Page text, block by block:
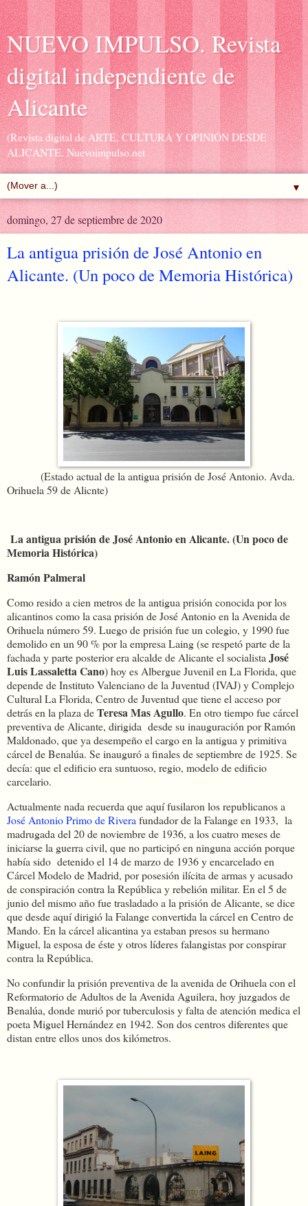
NUEVO IMPULSO. Revista
digital independiente de
Alicante
(Revista digital de ARTE, CULTURA Y OPINIÓN DESDE
ALICANTE. Nuevoimpulso.net
▼
domingo, 27 de septiembre de 2020
La antigua prisión de José Antonio en
Alicante. (Un poco de Memoria Histórica)
(Estado actual de la antigua prisión de José Antonio. Avda.
Orihuela 59 de Alicnte)
La antigua prisión de José Antonio en Alicante. (Un poco de
Memoria Histórica)
Ramón Palmeral
Como resido a cien metros de la antigua prisión conocida por los
alicantinos como la casa prisión de José Antonio en la Avenida de
Orihuela número 59. Luego de prisión fue un colegio, y 1990 fue
demolido en un 90 % por la empresa Laing (se respetó parte de la
fachada y parte posteriorera alcalde de Alicante el socialista José
Luis Lassaletta Cano) hoy es Albergue Juvenil en La Florida, que
depende de Instituto Valenciano de la Juventud (IVAJ) y Complejo
Cultural La Florida, Centro de Juventud que tiene el acceso por
detrás en la plaza deTeresa Mas Agullo. En otro tiempo fue cárcel
preventiva de Alicante, dirigida desde su inauguración por Ramón
Maldonado, que ya desempeño el cargo en la antigua y primitiva
cárcel de Benalúa. Se inauguró a finales de septiembre de 1925. Se
decía: que el edificio era suntuoso, regio, modelo de edificio
carcelario.
Actualmente nada recuerda que aquí fusilaron los republicanos a
José Antonio Primo de Rivera fundador de la Falange en 1933, la
madrugada del 20 de noviembre de 1936, a los cuatro meses de
iniciarse la guerra civil, que no participó en ninguna acción porque
había sido detenido el 14 de marzo de 1936 y encarcelado en
Cárcel Modelo de Madrid, por posesión ilícita de armas y acusado
de conspiración contra la República y rebelión militar. En el 5 de
junio del mismo año fue trasladado a la prisión de Alicante, se dice
que desde aquí dirigió la Falange convertida la cárcel en Centro de
Mando. En la cárcel alicantina ya estaban presos su hermano
Miguel, la esposa de éste y otros líderes falangistas por conspirar
contra la República.
No confundir la prisión preventiva de la avenida de Orihuela con el
Reformatorio de Adultos de la Avenida Aguilera, hoy juzgados de
Benalúa, donde murió por tuberculosis y falta de atención medica el
poeta Miguel Hernández en 1942. Son dos centros diferentes que
distan entre ellos unos dos kilómetros.